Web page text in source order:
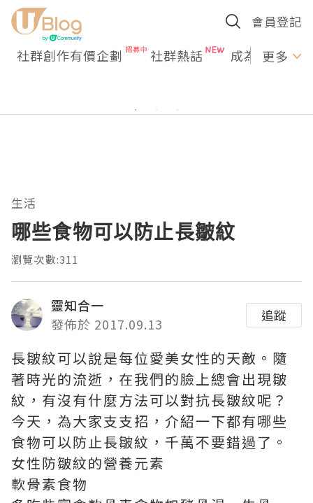
會員登記
社群創作有價企劃 社群熱話 成為U更多
生活
哪些食物可以防止長皺紋
瀏覽次數:311
靈知合一
發佈於 2017.09.13
追蹤
長皺紋可以說是每位愛美女性的天敵。隨
著時光的流逝，在我們的臉上總會出現皺
紋，有沒有什麼方法可以對抗長皺紋呢？
今天，為大家支支招，介紹一下都有哪些
食物可以防止長皺紋，千萬不要錯過了。
女性防皺紋的營養元素
軟骨素食物